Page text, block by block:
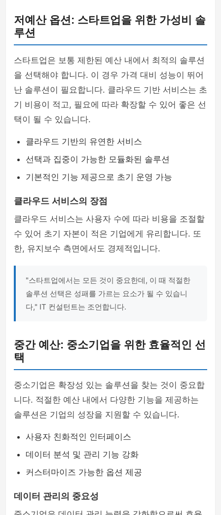
저예산 옵션: 스타트업을 위한 가성비 솔
루션
스타트업은 보통 제한된 예산 내에서 최적의 솔루션
을 선택해야 합니다. 이 경우 가격 대비 성능이 뛰어
난 솔루션이 필요합니다. 클라우드 기반 서비스는 초
기 비용이 적고, 필요에 따라 확장할 수 있어 좋은 선
택이 될 수 있습니다.
클라우드 기반의 유연한 서비스
선택과 집중이 가능한 모듈화된 솔루션
기본적인 기능 제공으로 초기 운영 가능
클라우드 서비스의 장점
클라우드 서비스는 사용자 수에 따라 비용을 조절할
수 있어 초기 자본이 적은 기업에게 유리합니다. 또
한, 유지보수 측면에서도 경제적입니다.
"스타트업에서는 모든 것이 중요한데, 이 때 적절한
솔루션 선택은 성패를 가르는 요소가 될 수 있습니
다," IT 컨설턴트는 조언합니다.
중간 예산: 중소기업을 위한 효율적인 선
택
중소기업은 확장성 있는 솔루션을 찾는 것이 중요합
니다. 적절한 예산 내에서 다양한 기능을 제공하는
솔루션은 기업의 성장을 지원할 수 있습니다.
사용자 친화적인 인터페이스
데이터 분석 및 관리 기능 강화
커스터마이즈 가능한 옵션 제공
데이터 관리의 중요성